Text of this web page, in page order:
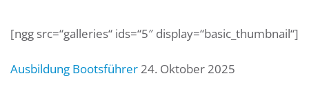
[ngg src=“galleries“ ids=“5″ display=“basic_thumbnail“]
Ausbildung Bootsführer24. Oktober 2025